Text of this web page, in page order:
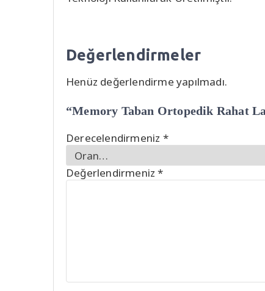
Değerlendirmeler
Henüz değerlendirme yapılmadı.
“Memory Taban Ortopedik Rahat
Derecelendirmeniz *
Değerlendirmeniz*